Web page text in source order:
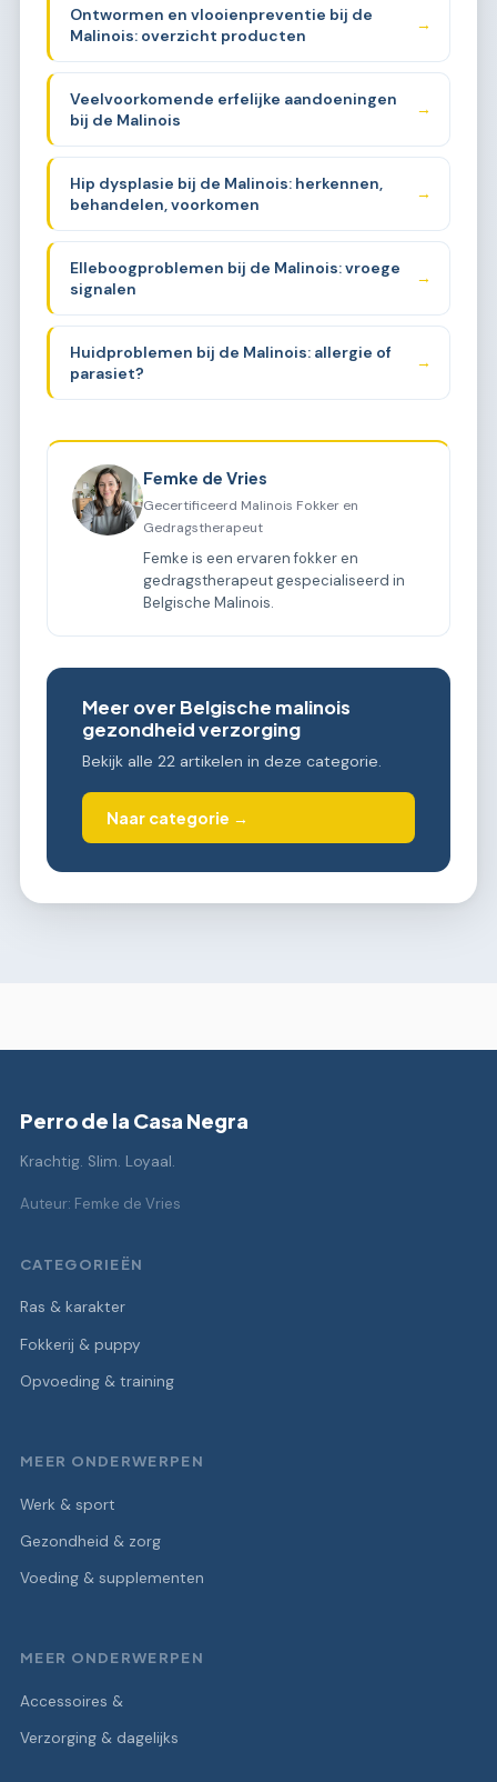
Ontwormen en vlooienpreventie bij de
Malinois: overzicht producten
→
Veelvoorkomende erfelijke aandoeningen
bij de Malinois
→
Hip dysplasie bij de Malinois: herkennen,
behandelen, voorkomen
→
Elleboogproblemen bij de Malinois: vroege
signalen
→
Huidproblemen bij de Malinois: allergie of
parasiet?
→
Femke de Vries
Gecertificeerd Malinois Fokker en
Gedragstherapeut
Femke is een ervaren fokker en
gedragstherapeut gespecialiseerd in
Belgische Malinois.
Meer over Belgische malinois
gezondheid verzorging
Bekijk alle 22 artikelen in deze categorie.
Naar categorie →
Perro de la Casa Negra
Krachtig. Slim. Loyaal.
Auteur: Femke de Vries
CATEGORIEËN
Ras & karakter
Fokkerij & puppy
Opvoeding & training
MEER ONDERWERPEN
Werk & sport
Gezondheid & zorg
Voeding & supplementen
MEER ONDERWERPEN
Accessoires &
Verzorging & dagelijks